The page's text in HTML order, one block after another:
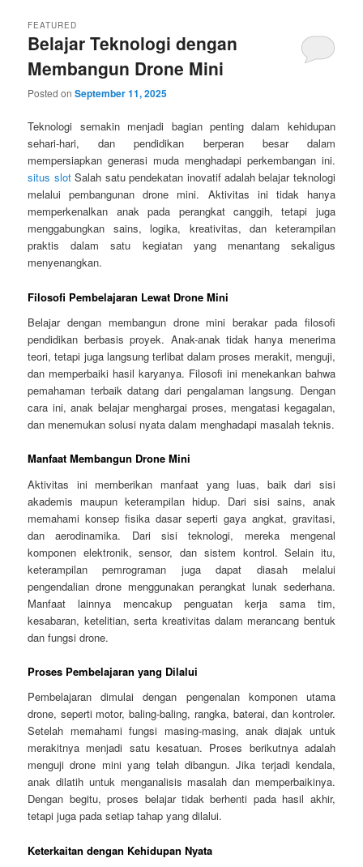
Belajar Teknologi dengan
Membangun Drone Mini
FEATURED
Posted onSeptember 11, 2025
Teknologi semakin menjadi bagian penting dalam kehidupan
sehari-hari, dan pendidikan berperan besar dalam
mempersiapkan generasi muda menghadapi perkembangan ini.
situs slotSalah satu pendekatan inovatif adalah belajar teknologi
melalui pembangunan drone mini. Aktivitas ini tidak hanya
memperkenalkan anak pada perangkat canggih, tetapi juga
menggabungkan sains, logika, kreativitas, dan keterampilan
praktis dalam satu kegiatan yang menantang sekaligus
menyenangkan.
Filosofi Pembelajaran Lewat Drone Mini
Belajar dengan membangun drone mini berakar pada filosofi
pendidikan berbasis proyek. Anak-anak tidak hanya menerima
teori, tetapi juga langsung terlibat dalam proses merakit, menguji,
dan memperbaiki hasil karyanya. Filosofi ini menekankan bahwa
pemahaman terbaik datang dari pengalaman langsung. Dengan
cara ini, anak belajar menghargai proses, mengatasi kegagalan,
dan menemukan solusi nyata dalam menghadapi masalah teknis.
Manfaat Membangun Drone Mini
Aktivitas ini memberikan manfaat yang luas, baik dari sisi
akademis maupun keterampilan hidup. Dari sisi sains, anak
memahami konsep fisika dasar seperti gaya angkat, gravitasi,
dan aerodinamika. Dari sisi teknologi, mereka mengenal
komponen elektronik, sensor, dan sistem kontrol. Selain itu,
keterampilan pemrograman juga dapat diasah melalui
pengendalian drone menggunakan perangkat lunak sederhana.
Manfaat lainnya mencakup penguatan kerja sama tim,
kesabaran, ketelitian, serta kreativitas dalam merancang bentuk
dan fungsi drone.
Proses Pembelajaran yang Dilalui
Pembelajaran dimulai dengan pengenalan komponen utama
drone, seperti motor, baling-baling, rangka, baterai, dan kontroler.
Setelah memahami fungsi masing-masing, anak diajak untuk
merakitnya menjadi satu kesatuan. Proses berikutnya adalah
menguji drone mini yang telah dibangun. Jika terjadi kendala,
anak dilatih untuk menganalisis masalah dan memperbaikinya.
Dengan begitu, proses belajar tidak berhenti pada hasil akhir,
tetapi juga pada setiap tahap yang dilalui.
Keterkaitan dengan Kehidupan Nyata